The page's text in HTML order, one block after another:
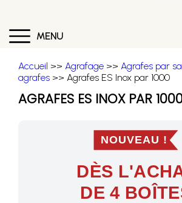
MENU
Accueil >> Agrafage >> Agrafes par
agrafes >> Agrafes ES Inox par 1000
AGRAFES ES INOX PAR
NOUVEAU !
DÈS
DE 4